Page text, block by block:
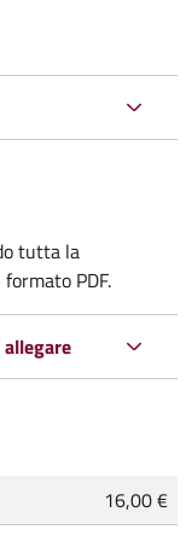
tutta la
PDF.
16,00 €